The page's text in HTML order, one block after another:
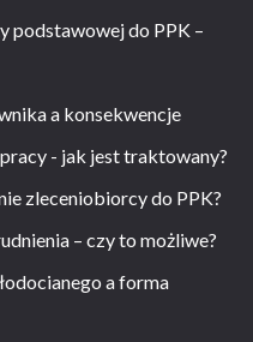
podstawowej do PPK –
a konsekwencje
- jak jest traktowany?
zleceniobiorcy do PPK?
– czy to możliwe?
a forma